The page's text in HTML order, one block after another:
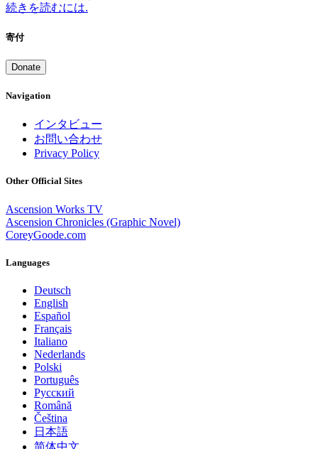
続きを読むには.
寄付
Donate
Navigation
インタビュー
お問い合わせ
Privacy Policy
Other Official Sites
Ascension Works TV
Ascension Chronicles (Graphic Novel)
CoreyGoode.com
Languages
Deutsch
English
Español
Français
Italiano
Nederlands
Polski
Português
Pусский
Română
Čeština
日本語
简体中文